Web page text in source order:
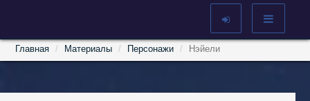
Главная Материалы Персонажи Нэйели